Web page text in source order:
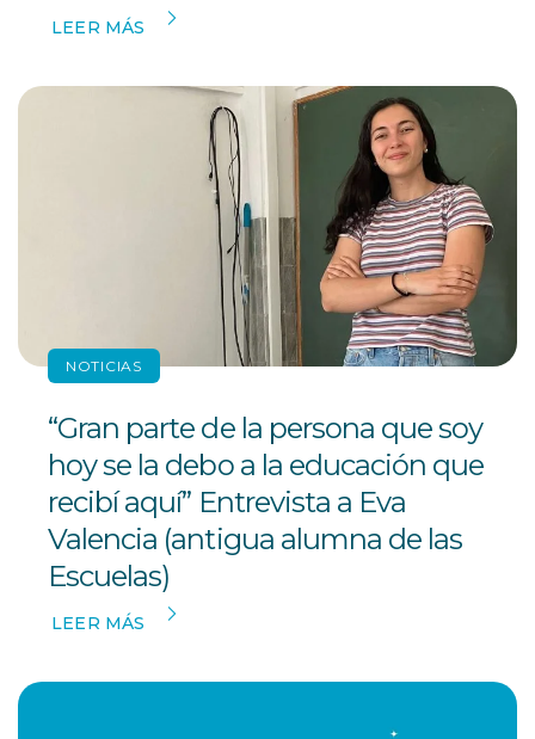
LEER MÁS
NOTICIAS
“Gran parte de la persona que soy
hoy se la debo a la educación que
recibí aquí” Entrevista a Eva
Valencia (antigua alumna de las
Escuelas)
LEER MÁS